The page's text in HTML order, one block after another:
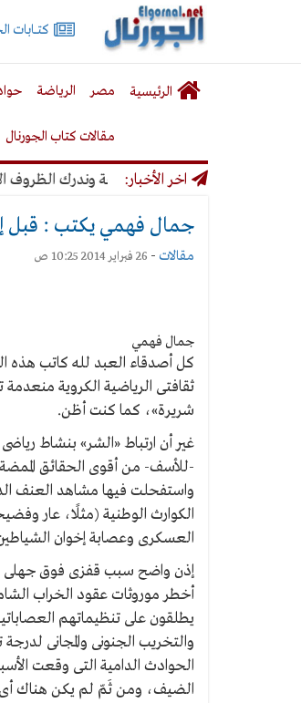
الجورنال
نت
كتـــابات
الرئيسية مصر الرياضة
مقالات كتاب الجورنال
اخر الأخبار:
قرار يؤدي إلى غلق صحيفة وندرك الظروف
جمال فهمي يكتب : قبل
مقالات - 26 فبراير 2014 10:25 ص
جمال فهمي
كل أصدقاء العبد لله كاتب هذه
ثقافتى الرياضية الكروية
شريرة»، كما كنت أظن.
غير أن ارتباط «الشر» بنشاط
-للأسف- من أقوى الحقائق
واستفحلت فيها مشاهد العنف
الكوارث الوطنية (مثلًا، عار
العسكرى وعصابة إخوان
إذن واضح سبب قفزى فوق جهلى
أخطر موروثات عقود الخراب
يطلقون على تنظيماتهم
والتخريب الجنونى والمجانى
الحوادث الدامية التى وقعت
الضيف، ومن ثَمّ لم يكن هناك أى